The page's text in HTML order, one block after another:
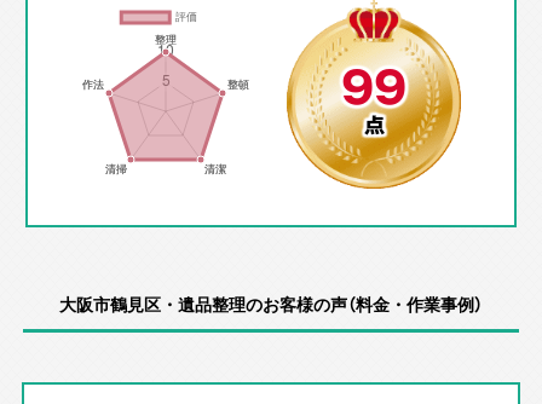
99
点
大阪市鶴見区・遺品整理のお客様の声（料金・作業事例）